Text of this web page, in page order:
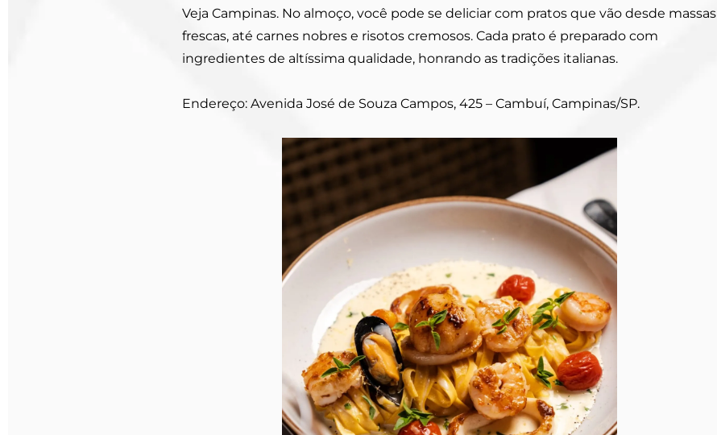
Veja Campinas. No almoço, você pode se deliciar com pratos que vão desde massas
frescas, até carnes nobres e risotos cremosos. Cada prato é preparado com
ingredientes de altíssima qualidade, honrando as tradições italianas.
Endereço: Avenida José de Souza Campos, 425 – Cambuí, Campinas/SP.